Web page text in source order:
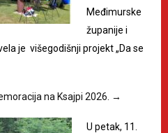
Međimurske
županije i
je višegodišnji projekt „Da se
na Ksajpi 2026. →
U petak, 11.